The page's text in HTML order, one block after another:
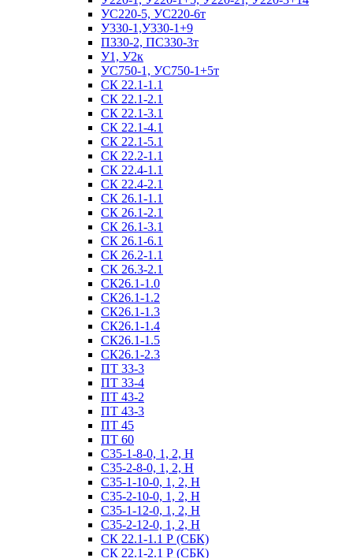
УС220-5, УС220-6т
У330-1,У330-1+9
П330-2, ПС330-3т
У1, У2к
УС750-1, УС750-1+5т
СК 22.1-1.1
СК 22.1-2.1
СК 22.1-3.1
СК 22.1-4.1
СК 22.1-5.1
СК 22.2-1.1
СК 22.4-1.1
СК 22.4-2.1
СК 26.1-1.1
СК 26.1-2.1
СК 26.1-3.1
СК 26.1-6.1
СК 26.2-1.1
СК 26.3-2.1
СК26.1-1.0
СК26.1-1.2
СК26.1-1.3
СК26.1-1.4
СК26.1-1.5
СК26.1-2.3
ПТ 33-3
ПТ 33-4
ПТ 43-2
ПТ 43-3
ПТ 45
ПТ 60
С35-1-8-0, 1, 2, Н
С35-2-8-0, 1, 2, Н
С35-1-10-0, 1, 2, Н
С35-2-10-0, 1, 2, Н
С35-1-12-0, 1, 2, Н
С35-2-12-0, 1, 2, Н
СК 22.1-1.1 Р (СБК)
СК 22.1-2.1 Р (СБК)